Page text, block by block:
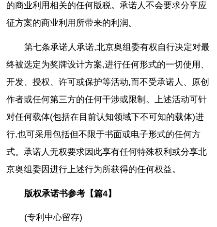
的商业利用相关的任何版税。承诺人不会要求分享应
征方案的商业利用所带来的利润。
第七条承诺人承诺,北京奥组委有权自行决定对最
终被选定为奖牌设计方案,进行任何形式的一切使用、
开发、授权、许可或保护等活动,而不受承诺人、原创
作者或任何第三方的任何干涉或限制。上述活动可针
对任何载体(包括在目前认知领域下不可知的载体)进
行,也可采用包括但不限于书面或电子形式的任何方
式。承诺人无权要求因此享有任何特殊权利或分享北
京奥组委因进行上述行为所获得的任何权益。
版权承诺书参考【篇4】
(专利中心留存)